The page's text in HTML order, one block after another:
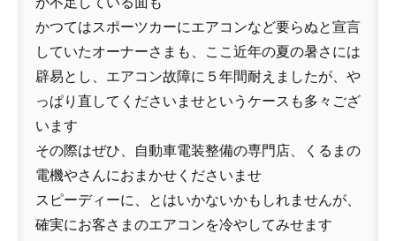
かつてはスポーツカーにエアコンなど要らぬと宣言
していたオーナーさまも、ここ近年の夏の暑さには
辟易とし、エアコン故障に５年間耐えましたが、や
っぱり直してくださいませというケースも多々ござ
います
その際はぜひ、自動車電装整備の専門店、くるまの
電機やさんにおまかせくださいませ
スピーディーに、とはいかないかもしれませんが、
確実にお客さまのエアコンを冷やしてみせます